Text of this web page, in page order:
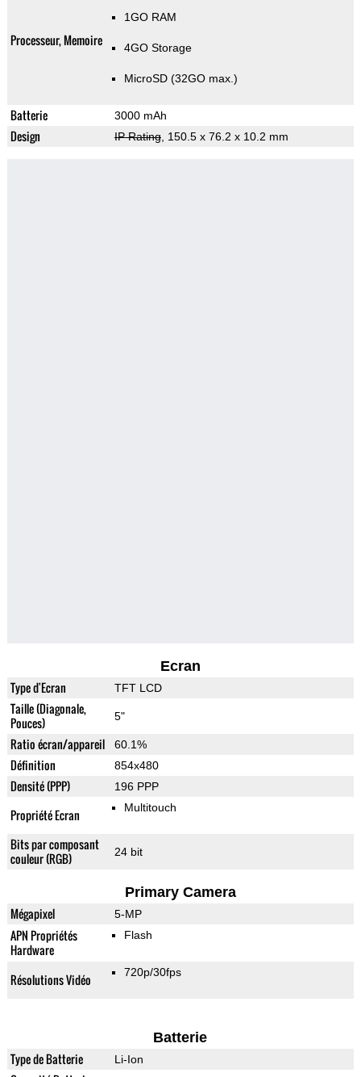
Processeur, Memoire
1GO RAM
4GO Storage
MicroSD (32GO max.)
Batterie 3000 mAh
Design IP Rating, 150.5 x 76.2 x 10.2 mm
Ecran
Type d'Ecran TFT LCD
Taille (Diagonale,
Pouces)
5"
Ratio écran/appareil 60.1%
Définition 854x480
Densité (PPP) 196 PPP
Propriété Ecran Multitouch
Bits par composant
couleur (RGB)
24 bit
Primary Camera
Mégapixel 5-MP
APN Propriétés
Hardware
Flash
Résolutions Vidéo 720p/30fps
Batterie
Type de Batterie Li-Ion